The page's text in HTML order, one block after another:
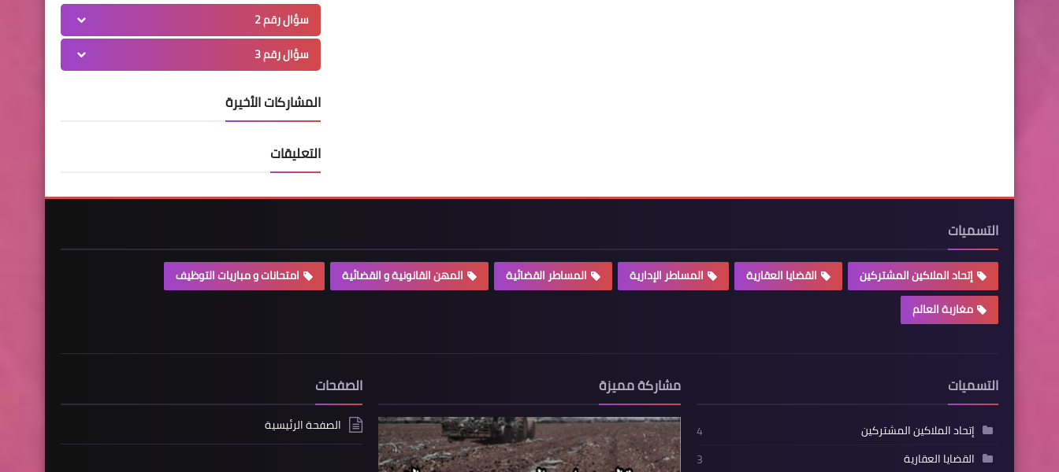
سؤال رقم 2
سؤال رقم 3
المشاركات الأخيرة
التعليقات
التسميات
إتحاد الملاكين المشتركين القضايا العقارية المساطر الإدارية المساطر القضائية المهن القانونية و القضائية
امتحانات و مباريات التوظيف
مغاربة العالم
التسميات
إتحاد الملاكين المشتركين
4
القضايا العقارية
3
مشاركة مميزة الصفحات
الصفحة الرئيسية